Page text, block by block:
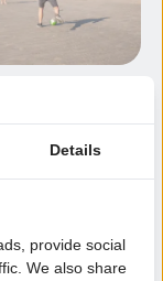
Details
provide social
We also share